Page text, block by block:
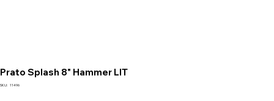
Prato Splash 8" Hammer LIT
SKU: SKU
11496